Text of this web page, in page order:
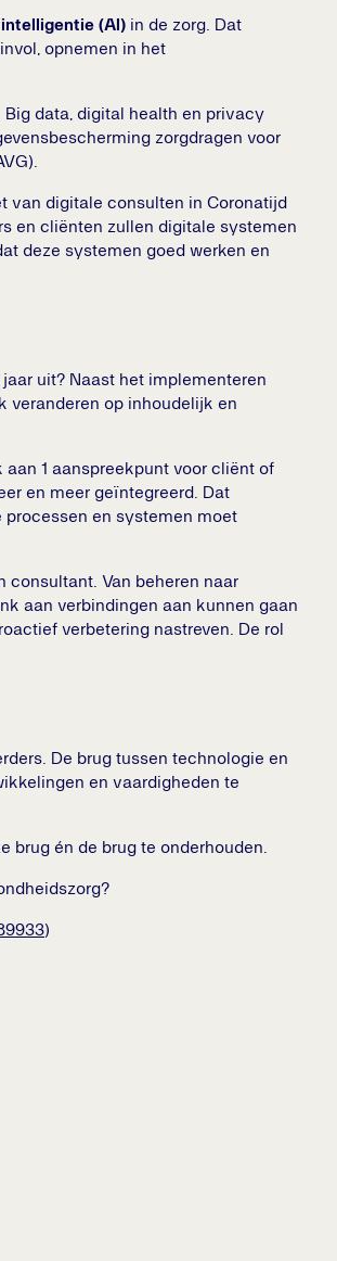
(AI) in de zorg. Dat
opnemen in het
Big data, digital health en privacy
zorgdragen voor
van digitale consulten in Coronatijd
en cliënten zullen digitale systemen
deze systemen goed werken en
uit? Naast het implementeren
veranderen op inhoudelijk en
1 aanspreekpunt voor cliënt of
en meer geïntegreerd. Dat
processen en systemen moet
consultant. Van beheren naar
aan verbindingen aan kunnen gaan
verbetering nastreven. De rol
De brug tussen technologie en
en vaardigheden te
brug én de brug te onderhouden.
)